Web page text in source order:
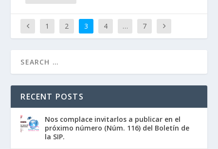
1 2 3 4 … 7
RECENT POSTS
Nos complace invitarlos a publicar en el
próximo número (Núm. 116) del Boletín de
la SIP.